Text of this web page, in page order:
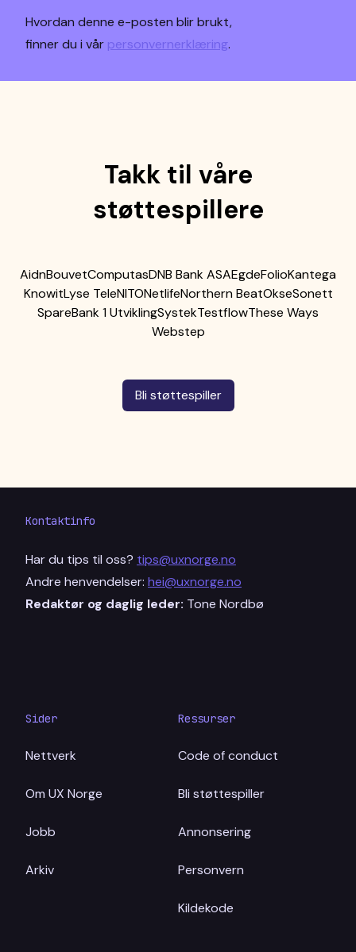
Hvordan denne e-posten blir brukt,
finner du i vår personvernerklæring.
Takk til våre
støttespillere
AidnBouvetComputasDNB Bank ASAEgdeFolioKantega
KnowitLyse TeleNITONetlifeNorthern BeatOkseSonett
SpareBank 1 UtviklingSystekTestflowThese Ways
Webstep
Bli støttespiller
Kontaktinfo
Har du tips til oss? tips@uxnorge.no
Andre henvendelser: hei@uxnorge.no
Redaktør og daglig leder: Tone Nordbø
Sider
Nettverk
Om UX Norge
Jobb
Arkiv
Ressurser
Code of conduct
Bli støttespiller
Annonsering
Personvern
Kildekode